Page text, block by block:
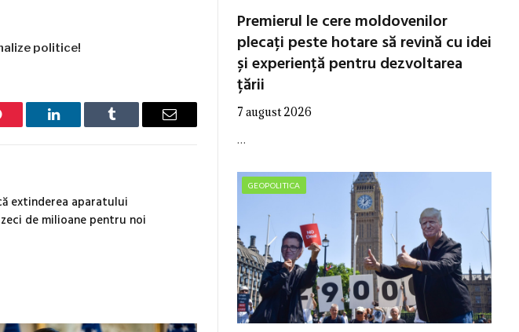
politice!
LinkedIn Tumblr Email
extinderea aparatului
de milioane pentru noi
Premierul le cere moldovenilor
plecați peste hotare să revină cu idei
și experiență pentru dezvoltarea
țării
7 august 2026
…
GEOPOLITICA